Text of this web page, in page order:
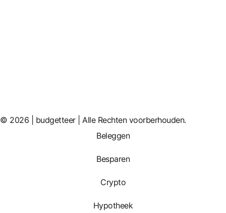
© 2026 | budgetteer | Alle Rechten voorberhouden.
Beleggen
Besparen
Crypto
Hypotheek